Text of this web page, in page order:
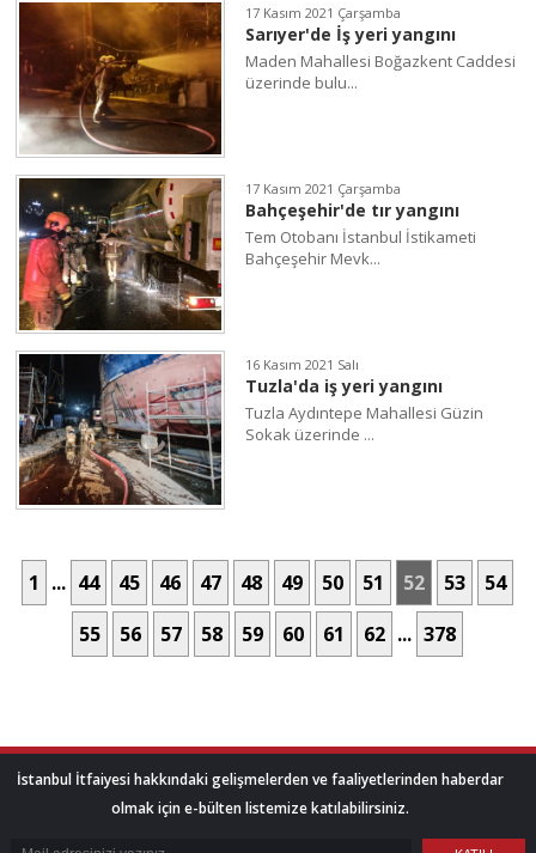
17 Kasım 2021 Çarşamba
Sarıyer'de İş yeri yangını
Maden Mahallesi Boğazkent Caddesi
üzerinde bulu...
17 Kasım 2021 Çarşamba
Bahçeşehir'de tır yangını
Tem Otobanı İstanbul İstikameti
Bahçeşehir Mevk...
16 Kasım 2021 Salı
Tuzla'da iş yeri yangını
Tuzla Aydıntepe Mahallesi Güzin
Sokak üzerinde ...
1 ... 44 45 46 47 48 49 50 51 52 53
54
55
56 57 58 59 60 61 62 ... 378
İstanbul İtfaiyesi hakkındaki gelişmelerden ve faaliyetlerinden haberdar
olmak için e-bülten listemize katılabilirsiniz.